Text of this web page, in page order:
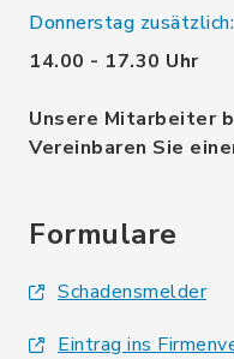
Donnerstag zusätzlich:
14.00 - 17.30 Uhr
Unsere Mitarbeiter
Vereinbaren Sie
Formulare
Schadensmelder
Eintrag ins